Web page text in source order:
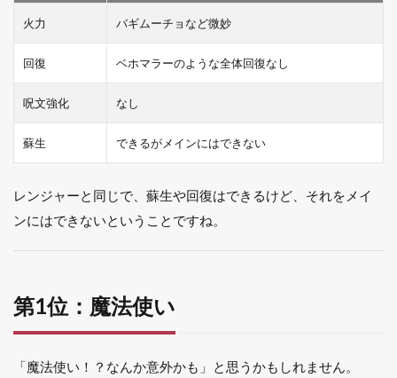
火力 バギムーチョなど微妙
回復 ベホマラーのような全体回復なし
呪文強化 なし
蘇生 できるがメインにはできない
レンジャーと同じで、蘇生や回復はできるけど、それをメイ
ンにはできないということですね。
第1位：魔法使い
「魔法使い！？なんか意外かも」と思うかもしれません。